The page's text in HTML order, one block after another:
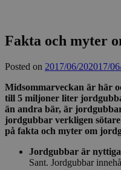
Fakta och myter
Posted on 2017/06/202017/
Midsommarveckan är här
till 5 miljoner liter
än andra bär, är
jordgubbar verkligen
på fakta och myter om
Jordgubbar är nyttiga
Sant. Jordgubbar